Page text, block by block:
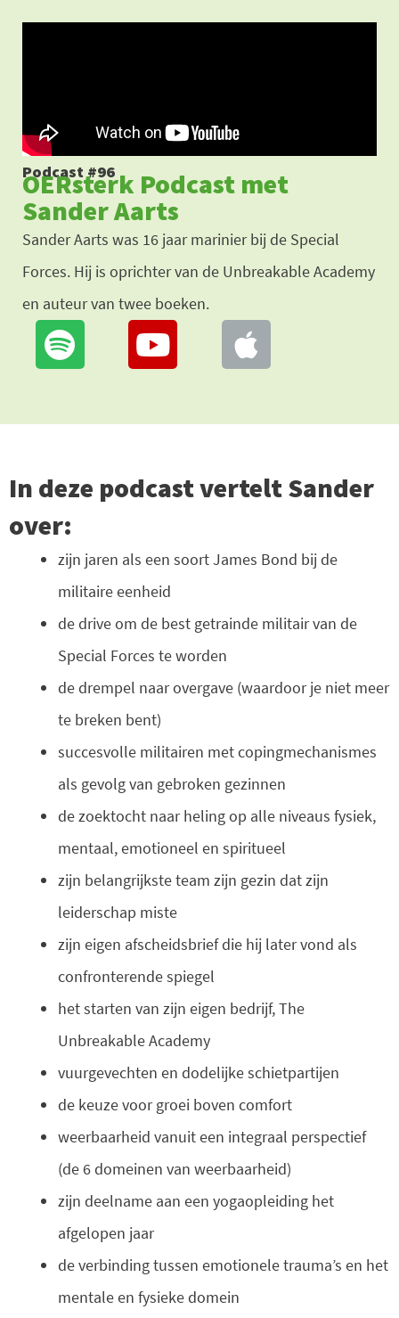
Podcast #96
OERsterk Podcast met
Sander Aarts
Sander Aarts was 16 jaar marinier bij de Special
Forces. Hij is oprichter van de Unbreakable Academy
en auteur van twee boeken.
In deze podcast vertelt Sander
over:
zijn jaren als een soort James Bond bij de
militaire eenheid
de drive om de best getrainde militair van de
Special Forces te worden
de drempel naar overgave (waardoor je niet meer
te breken bent)
succesvolle militairen met copingmechanismes
als gevolg van gebroken gezinnen
de zoektocht naar heling op alle niveaus fysiek,
mentaal, emotioneel en spiritueel
zijn belangrijkste team zijn gezin dat zijn
leiderschap miste
zijn eigen afscheidsbrief die hij later vond als
confronterende spiegel
het starten van zijn eigen bedrijf, The
Unbreakable Academy
vuurgevechten en dodelijke schietpartijen
de keuze voor groei boven comfort
weerbaarheid vanuit een integraal perspectief
(de 6 domeinen van weerbaarheid)
zijn deelname aan een yogaopleiding het
afgelopen jaar
de verbinding tussen emotionele trauma’s en het
mentale en fysieke domein